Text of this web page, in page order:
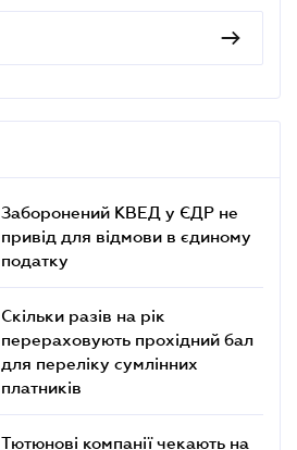
Заборонений КВЕД у ЄДР не
привід для відмови в єдиному
податку
Скільки разів на рік
перераховують прохідний бал
для переліку сумлінних
платників
Тютюнові компанії чекають на